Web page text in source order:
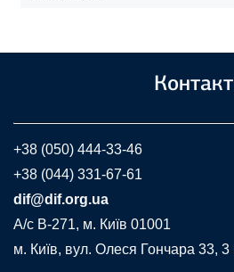
+38 (050) 444-33-46
+38 (044) 331-67-61
dif@dif.org.ua
A/c В-271, м. Київ 01001
м. Київ, вул. Олеся Гончара 33, 3